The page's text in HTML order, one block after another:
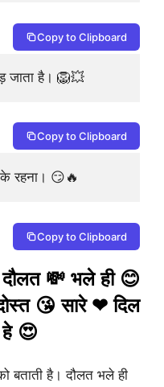
Copy to Clipboard
जाता है। 🦁💥
Copy to Clipboard
रहना। 😏🔥
Copy to Clipboard
💸 भले ही 😊
😘 सारे ❤ दिल
हे 😍
बताती है। दौलत भले ही